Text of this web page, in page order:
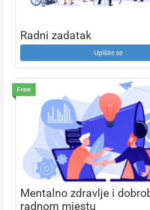
Radni zadatak
Upišite se
Free
Mentalno zdravlje i
radnom mjestu